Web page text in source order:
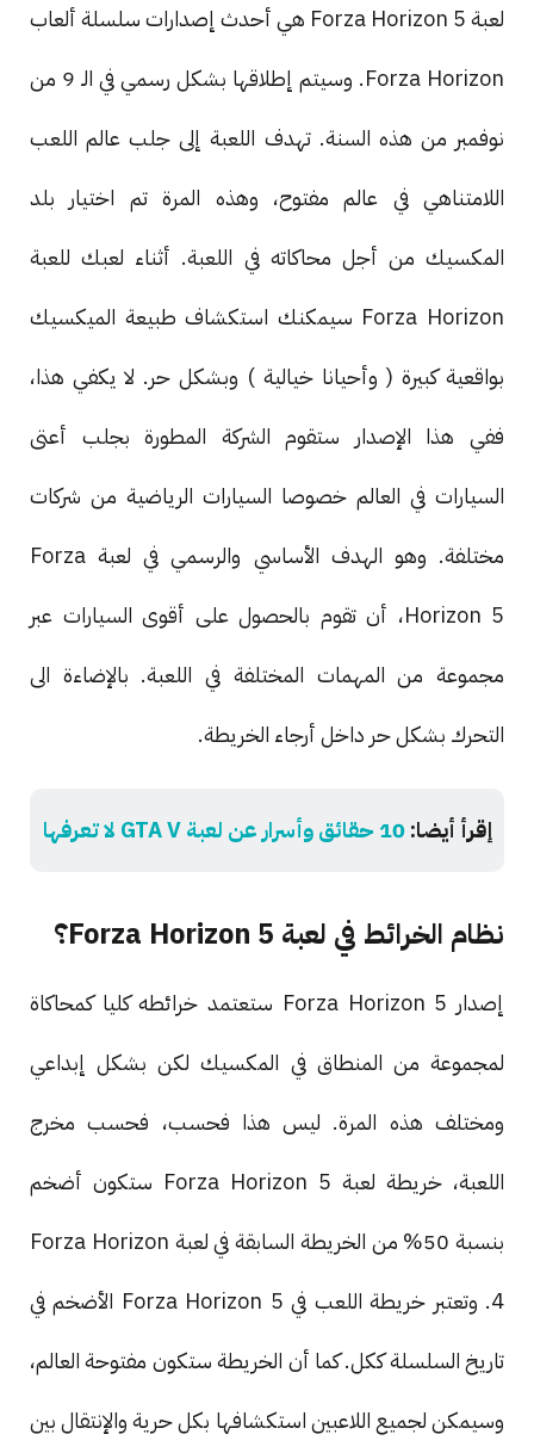
لعبة Forza Horizon 5 هي أحدث إصدارات سلسلة ألعاب
Forza Horizon. وسيتم إطلاقها بشكل رسمي في الـ 9 من
نوفمبر من هذه السنة. تهدف اللعبة إلى جلب عالم اللعب
اللامتناهي في عالم مفتوح، وهذه المرة تم اختيار بلد
المكسيك من أجل محاكاته في اللعبة. أثناء لعبك للعبة
Forza Horizon سيمكنك استكشاف طبيعة الميكسيك
بواقعية كبيرة ( وأحيانا خيالية ) وبشكل حر. لا يكفي هذا،
ففي هذا الإصدار ستقوم الشركة المطورة بجلب أعتى
السيارات في العالم خصوصا السيارات الرياضية من شركات
مختلفة. وهو الهدف الأساسي والرسمي في لعبة Forza
Horizon 5، أن تقوم بالحصول على أقوى السيارات عبر
مجموعة من المهمات المختلفة في اللعبة. بالإضاءة الى
التحرك بشكل حر داخل أرجاء الخريطة.
إقرأ أيضا:10 حقائق وأسرار عن لعبة GTA V لا تعرفها
نظام الخرائط في لعبة Forza Horizon 5؟
إصدار Forza Horizon 5 ستعتمد خرائطه كليا كمحاكاة
لمجموعة من المنطاق في المكسيك لكن بشكل إبداعي
ومختلف هذه المرة. ليس هذا فحسب، فحسب مخرج
اللعبة، خريطة لعبة Forza Horizon 5 ستكون أضخم
بنسبة 50% من الخريطة السابقة في لعبة Forza Horizon
4. وتعتبر خريطة اللعب في Forza Horizon 5 الأضخم في
تاريخ السلسلة ككل. كما أن الخريطة ستكون مفتوحة العالم،
وسيمكن لجميع اللاعبين استكشافها بكل حرية والإنتقال بين